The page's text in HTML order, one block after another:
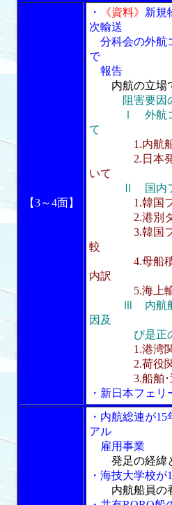
【3～4面】
・ 《資料》 新規
次輸送
分科会の外航
で
報告
内航の立場
阻害要因
Ⅰ 外航
て
1.内航
2.日本発着
いて
Ⅱ 国内
1.韓国
2.港別ター
3.韓国フィ
較
4.母船積み
内訳
5.海上輸送
Ⅲ 内航
因及
び是正の
1.港湾
2.荷役関
3.船舶･運
・新日本フェ
・内航総連が
アル
雇用事業
発足の経緯
・海技大学校
内航船員の